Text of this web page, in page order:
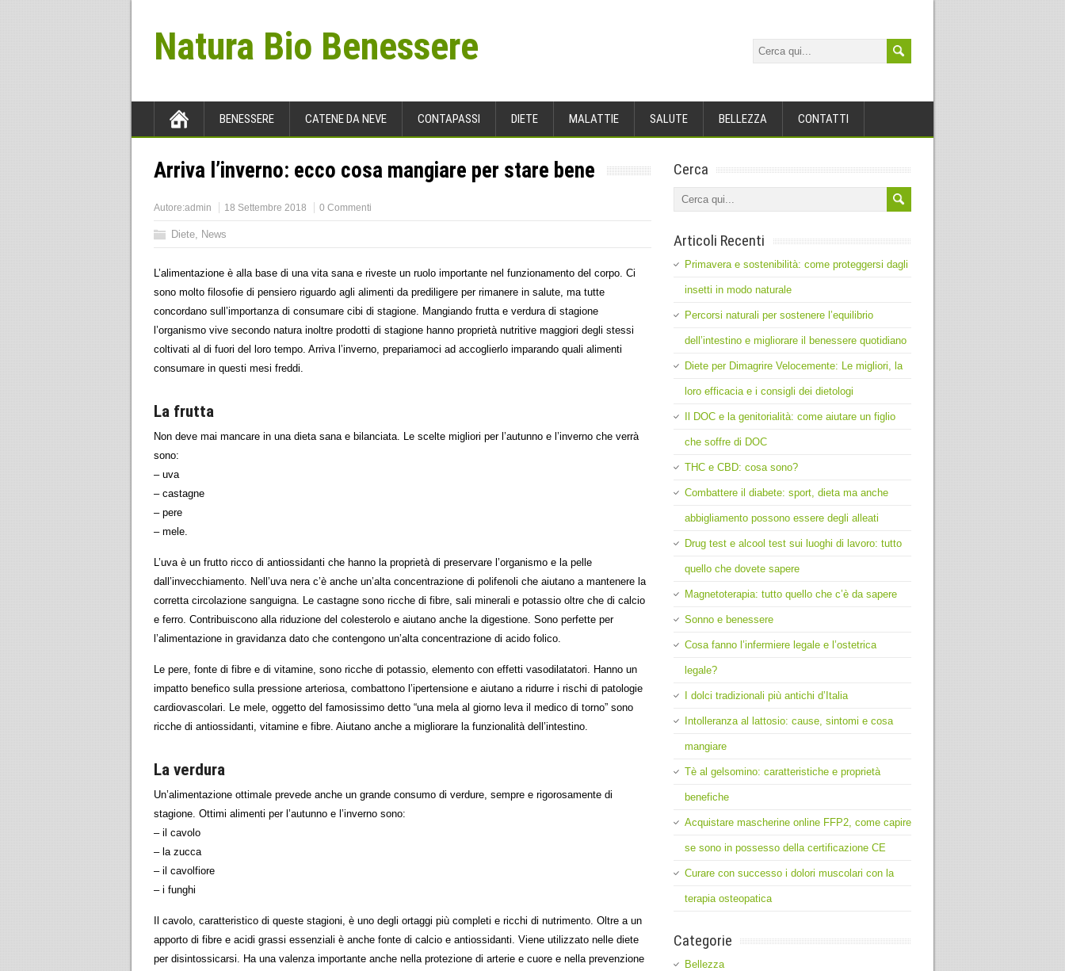
Natura Bio Benessere
BENESSERE CATENE DA NEVE CONTAPASSI DIETE MALATTIE SALUTE BELLEZZA CONTATTI
Arriva l’inverno: ecco cosa mangiare per stare bene
Autore:admin 18 Settembre 2018 0 Commenti
Diete, News
L’alimentazione è alla base di una vita sana e riveste un ruolo importante nel funzionamento del corpo. Ci
sono molto filosofie di pensiero riguardo agli alimenti da prediligere per rimanere in salute, ma tutte
concordano sull’importanza di consumare cibi di stagione. Mangiando frutta e verdura di stagione
l’organismo vive secondo natura inoltre prodotti di stagione hanno proprietà nutritive maggiori degli stessi
coltivati al di fuori del loro tempo. Arriva l’inverno, prepariamoci ad accoglierlo imparando quali alimenti
consumare in questi mesi freddi.
La frutta
Non deve mai mancare in una dieta sana e bilanciata. Le scelte migliori per l’autunno e l’inverno che verrà
sono:
– uva
– castagne
– pere
– mele.
L’uva è un frutto ricco di antiossidanti che hanno la proprietà di preservare l’organismo e la pelle
dall’invecchiamento. Nell’uva nera c’è anche un’alta concentrazione di polifenoli che aiutano a mantenere la
corretta circolazione sanguigna. Le castagne sono ricche di fibre, sali minerali e potassio oltre che di calcio
e ferro. Contribuiscono alla riduzione del colesterolo e aiutano anche la digestione. Sono perfette per
l’alimentazione in gravidanza dato che contengono un’alta concentrazione di acido folico.
Le pere, fonte di fibre e di vitamine, sono ricche di potassio, elemento con effetti vasodilatatori. Hanno un
impatto benefico sulla pressione arteriosa, combattono l’ipertensione e aiutano a ridurre i rischi di patologie
cardiovascolari. Le mele, oggetto del famosissimo detto “una mela al giorno leva il medico di torno” sono
ricche di antiossidanti, vitamine e fibre. Aiutano anche a migliorare la funzionalità dell’intestino.
La verdura
Un’alimentazione ottimale prevede anche un grande consumo di verdure, sempre e rigorosamente di
stagione. Ottimi alimenti per l’autunno e l’inverno sono:
– il cavolo
– la zucca
– il cavolfiore
– i funghi
Il cavolo, caratteristico di queste stagioni, è uno degli ortaggi più completi e ricchi di nutrimento. Oltre a un
apporto di fibre e acidi grassi essenziali è anche fonte di calcio e antiossidanti. Viene utilizzato nelle diete
per disintossicarsi. Ha una valenza importante anche nella protezione di arterie e cuore e nella prevenzione
Cerca
Articoli Recenti
Primavera e sostenibilità: come proteggersi dagli
insetti in modo naturale
Percorsi naturali per sostenere l’equilibrio
dell’intestino e migliorare il benessere quotidiano
Diete per Dimagrire Velocemente: Le migliori, la
loro efficacia e i consigli dei dietologi
Il DOC e la genitorialità: come aiutare un figlio
che soffre di DOC
THC e CBD: cosa sono?
Combattere il diabete: sport, dieta ma anche
abbigliamento possono essere degli alleati
Drug test e alcool test sui luoghi di lavoro: tutto
quello che dovete sapere
Magnetoterapia: tutto quello che c’è da sapere
Sonno e benessere
Cosa fanno l’infermiere legale e l’ostetrica
legale?
I dolci tradizionali più antichi d’Italia
Intolleranza al lattosio: cause, sintomi e cosa
mangiare
Tè al gelsomino: caratteristiche e proprietà
benefiche
Acquistare mascherine online FFP2, come capire
se sono in possesso della certificazione CE
Curare con successo i dolori muscolari con la
terapia osteopatica
Categorie
Bellezza